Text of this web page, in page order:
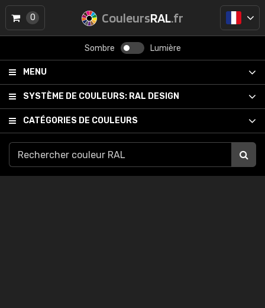
CouleursRAL.fr
Sombre Lumière
MENU
SYSTÈME DE COULEURS: RAL DESIGN
CATÉGORIES DE COULEURS
0